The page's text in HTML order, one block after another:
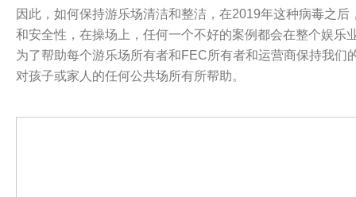
因此，如何保持游乐场清洁和整洁，在2019年这种病毒之
和安全性，在操场上，任何一个不好的案例都会在整个娱乐
为了帮助每个游乐场所有者和FEC所有者和运营商保持我们
对孩子或家人的任何公共场所有所帮助。